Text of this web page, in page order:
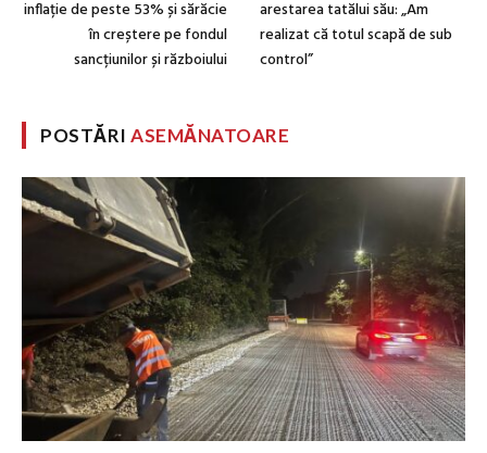
inflație de peste 53% și sărăcie
în creștere pe fondul
sancțiunilor și războiului
arestarea tatălui său: „Am
realizat că totul scapă de sub
control”
POSTĂRIASEMĂNATOARE